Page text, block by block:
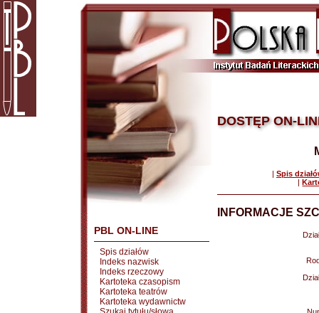
PBL ON-LINE
Spis działów
Indeks nazwisk
Indeks rzeczowy
Kartoteka czasopism
Kartoteka teatrów
Kartoteka wydawnictw
DOSTĘP ON-
| Spis
|
INFORMACJE